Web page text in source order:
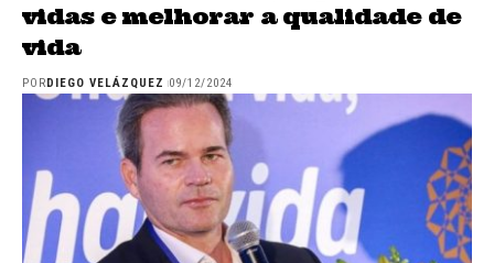
vidas e melhorar a qualidade de
vida
PORDIEGO VELÁZQUEZ 09/12/2024